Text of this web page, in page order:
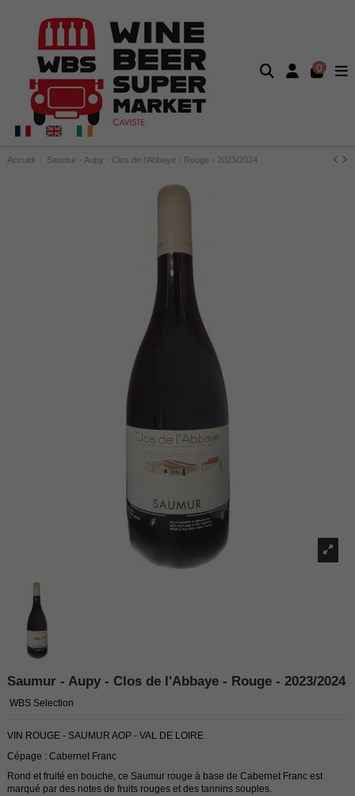
0
Accueil Saumur - Aupy - Clos de l'Abbaye - Rouge - 2023/2024
Saumur - Aupy - Clos de l'Abbaye - Rouge - 2023/2024
WBS Selection
VIN ROUGE - SAUMUR AOP - VAL DE LOIRE
Cépage : Cabernet Franc
Rond et fruité en bouche, ce Saumur rouge à base de Cabernet Franc est
marqué par des notes de fruits rouges et des tannins souples.